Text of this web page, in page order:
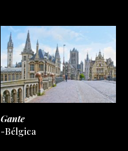
Gante
-Bélgica